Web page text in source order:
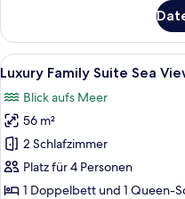
Senior
Suite
Sea
Alle
Fotos
für
Luxury
Family
Suite
Sea
13
Luxury Family Suite Sea
Blick aufs Meer
56 m²
2 Schlafzimmer
Platz für 4 Personen
1 Doppelbett und 1 Queen-